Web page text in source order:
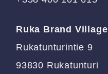
Ruka Brand Village
Rukatunturintie 9
93830 Rukatunturi